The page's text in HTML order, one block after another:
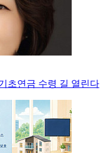
초연금 수령 길 열린다